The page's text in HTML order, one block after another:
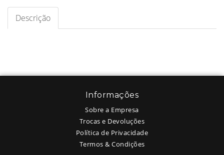
Descrição
Informações
Sobre a Empresa
Trocas e Devoluções
Política de Privacidade
Termos & Condições